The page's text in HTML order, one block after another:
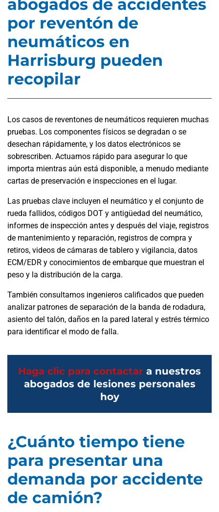
abogados de accidentes
por reventón de
neumáticos en
Harrisburg pueden
recopilar
Los casos de reventones de neumáticos requieren muchas
pruebas. Los componentes físicos se degradan o se
desechan rápidamente, y los datos electrónicos se
sobrescriben. Actuamos rápido para asegurar lo que
importa mientras aún está disponible, a menudo mediante
cartas de preservación e inspecciones en el lugar.
Las pruebas clave incluyen el neumático y el conjunto de
rueda fallidos, códigos DOT y antigüedad del neumático,
informes de inspección antes y después del viaje, registros
de mantenimiento y reparación, registros de compra y
retiros, videos de cámaras de tablero y vigilancia, datos
ECM/EDR y conocimientos de embarque que muestran el
peso y la distribución de la carga.
También consultamos ingenieros calificados que pueden
analizar patrones de separación de la banda de rodadura,
asiento del talón, daños en la pared lateral y estrés térmico
para identificar el modo de falla.
Haga clic para contactar a nuestros
abogados de lesiones personales
hoy
¿Cuánto tiempo tiene
para presentar una
demanda por accidente
de camión?